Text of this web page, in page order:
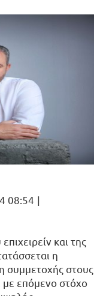
08:54 |
και της
η
συμμετοχής στους
με επόμενο στόχο